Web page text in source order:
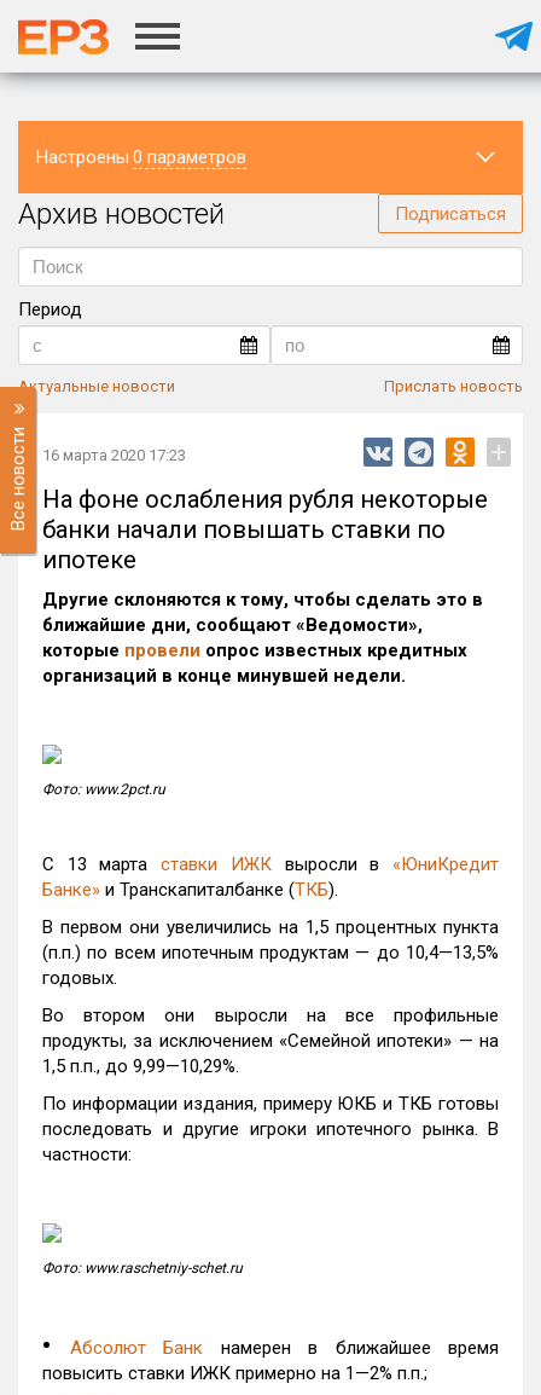
Настроены 0 параметров
Регион
Архив новостей Подписаться
Период
Актуальные новости Прислать новость
Все новости 16 марта 2020 17:23 +
На фоне ослабления рубля некоторые
банки начали повышать ставки по
ипотеке
Другие склоняются к тому, чтобы сделать это в
ближайшие дни, сообщают «Ведомости»,
которые провели опрос известных кредитных
организаций в конце минувшей недели.
Фото: www.2pct.ru
С 13 мартаставки ИЖКвыросли в «ЮниКредит
Банке» и Транскапиталбанке (ТКБ).
В первом они увеличились на 1,5 процентных пункта
(п.п.) по всем ипотечным продуктам — до 10,4—13,5%
годовых.
Во втором они выросли на все профильные
продукты, за исключением «Семейной ипотеки» — на
1,5 п.п., до 9,99—10,29%.
По информации издания, примеру ЮКБ и ТКБ готовы
последовать и другие игроки ипотечного рынка. В
частности:
Фото: www.raschetniy-schet.ru
• Абсолют Банк намерен в ближайшее время
повысить ставки ИЖК примерно на 1—2% п.п.;